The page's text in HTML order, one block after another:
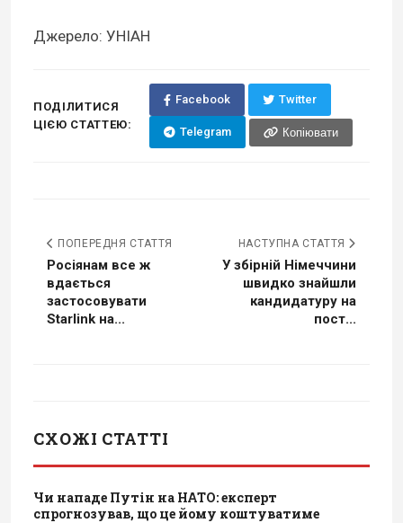
Джерело: УНІАН
ПОДІЛИТИСЯ
ЦІЄЮ СТАТТЕЮ:
Facebook Twitter
Telegram Копіювати
ПОПЕРЕДНЯ СТАТТЯ
Росіянам все ж
вдається
застосовувати
Starlink на...
НАСТУПНА СТАТТЯ
У збірній Німеччини
швидко знайшли
кандидатуру на
пост...
СХОЖІ СТАТТІ
Чи нападе Путін на НАТО: експерт
спрогнозував, що це йому коштуватиме